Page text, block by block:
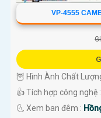
VP-4555
🦉 Hình Ành Chất
👍 Tích hợp công nghệ :
🌜 Xem ban đêm :